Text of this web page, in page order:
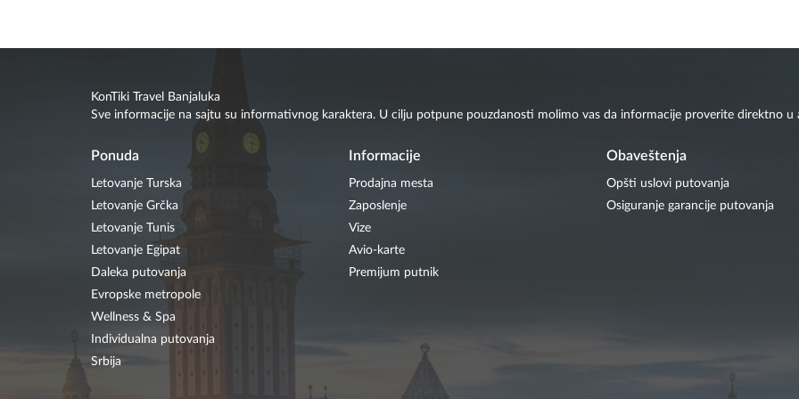
KonTiki Travel Banjaluka
Sve informacije na sajtu su informativnog karaktera. U cilju potpune pouzdanosti molimo vas da informacije proverite direktno u
Ponuda
Letovanje Turska
Letovanje Grčka
Letovanje Tunis
Letovanje Egipat
Daleka putovanja
Evropske metropole
Wellness & Spa
Individualna putovanja
Srbija
Informacije
Prodajna mesta
Zaposlenje
Vize
Avio-karte
Premijum putnik
Obaveštenja
Opšti uslovi putovanja
Osiguranje garancije putovanja